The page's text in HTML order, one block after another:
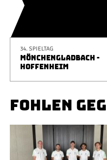
34. SPIELTAG
MÖNCHENGLADBACH -
HOFFENHEIM
FOHLEN